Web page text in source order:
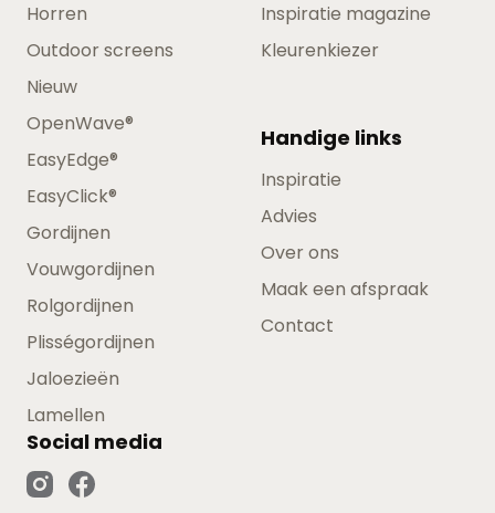
Horren
Outdoor screens
Nieuw
OpenWave®
EasyEdge®
EasyClick®
Gordijnen
Vouwgordijnen
Rolgordijnen
Plisségordijnen
Jaloezieën
Lamellen
Inspiratie magazine
Kleurenkiezer
Handige links
Inspiratie
Advies
Over ons
Maak een afspraak
Contact
Social media